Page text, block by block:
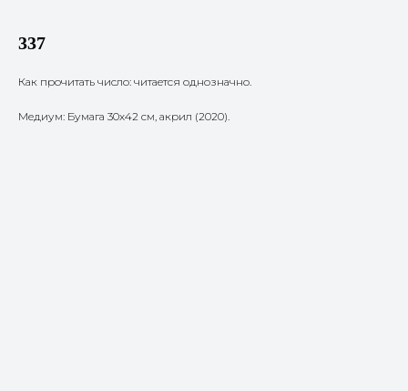
337
Как прочитать число: читается однозначно.
Медиум: Бумага 30х42 см, акрил (2020).